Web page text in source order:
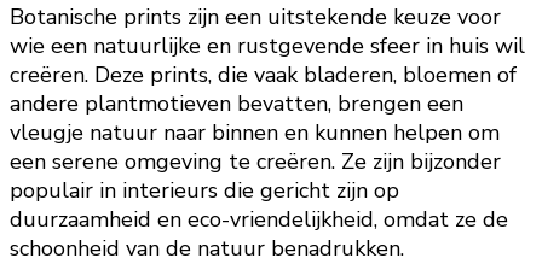
Botanische prints zijn een uitstekende keuze voor
wie een natuurlijke en rustgevende sfeer in huis wil
creëren. Deze prints, die vaak bladeren, bloemen of
andere plantmotieven bevatten, brengen een
vleugje natuur naar binnen en kunnen helpen om
een serene omgeving te creëren. Ze zijn bijzonder
populair in interieurs die gericht zijn op
duurzaamheid en eco-vriendelijkheid, omdat ze de
schoonheid van de natuur benadrukken.